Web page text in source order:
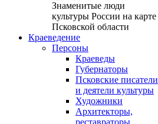
Знаменитые люди
культуры России на карте
Псковской области
Краеведение
Персоны
Краеведы
Губернаторы
Псковские писатели
и деятели культуры
Художники
Архитекторы,
реставраторы